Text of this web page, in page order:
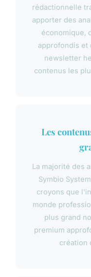
rédactionnelle
apporter des
économique,
approfondis et
newsletter
contenus les
Les
La majorité des
Symbio
croyons que
monde
plus grand
premium
création